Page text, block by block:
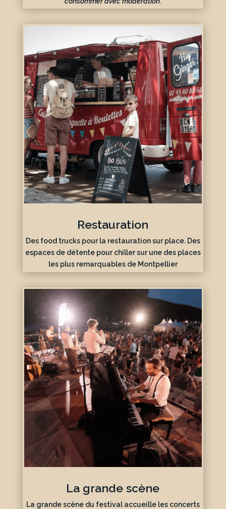
Restauration
Des food trucks pour la restauration sur place. Des
espaces de détente pour chiller sur une des places
les plus remarquables de Montpellier
La grande scène
La grande scène du festival accueille les concerts